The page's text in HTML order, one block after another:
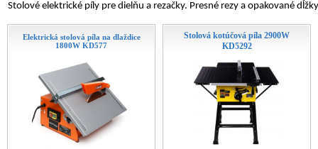
Stolové elektrické píly pre dielňu a rezačky. Presné rezy a opakované
Elektrická stolová píla na dlaždice
1800W KD577
Stolová kotúčová píla 2900W
KD5292